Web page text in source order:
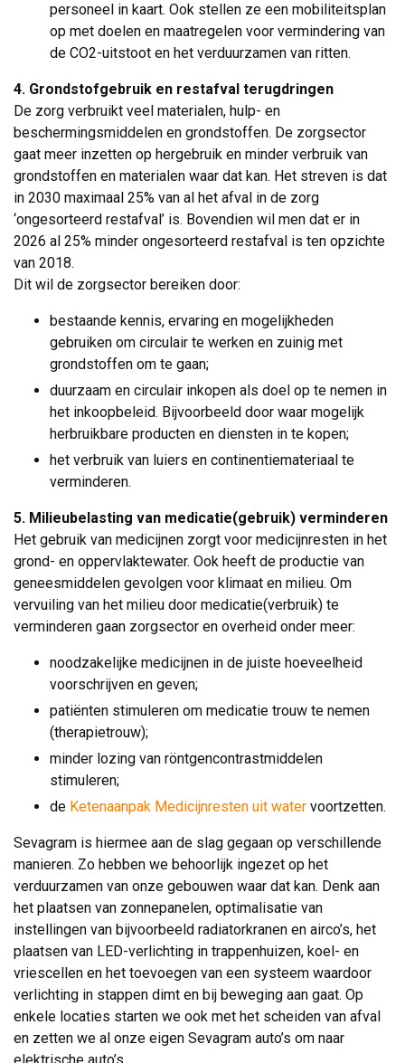
personeel in kaart. Ook stellen ze een mobiliteitsplan
op met doelen en maatregelen voor vermindering van
de CO2-uitstoot en het verduurzamen van ritten.
4. Grondstofgebruik en restafval terugdringen
De zorg verbruikt veel materialen, hulp- en
beschermingsmiddelen en grondstoffen. De zorgsector
gaat meer inzetten op hergebruik en minder verbruik van
grondstoffen en materialen waar dat kan. Het streven is dat
in 2030 maximaal 25% van al het afval in de zorg
‘ongesorteerd restafval’ is. Bovendien wil men dat er in
2026 al 25% minder ongesorteerd restafval is ten opzichte
van 2018.
Dit wil de zorgsector bereiken door:
bestaande kennis, ervaring en mogelijkheden
gebruiken om circulair te werken en zuinig met
grondstoffen om te gaan;
duurzaam en circulair inkopen als doel op te nemen in
het inkoopbeleid. Bijvoorbeeld door waar mogelijk
herbruikbare producten en diensten in te kopen;
het verbruik van luiers en continentiemateriaal te
verminderen.
5. Milieubelasting van medicatie(gebruik) verminderen
Het gebruik van medicijnen zorgt voor medicijnresten in het
grond- en oppervlaktewater. Ook heeft de productie van
geneesmiddelen gevolgen voor klimaat en milieu. Om
vervuiling van het milieu door medicatie(verbruik) te
verminderen gaan zorgsector en overheid onder meer:
noodzakelijke medicijnen in de juiste hoeveelheid
voorschrijven en geven;
patiënten stimuleren om medicatie trouw te nemen
(therapietrouw);
minder lozing van röntgencontrastmiddelen
stimuleren;
de Ketenaanpak Medicijnresten uit water voortzetten.
Sevagram is hiermee aan de slag gegaan op verschillende
manieren. Zo hebben we behoorlijk ingezet op het
verduurzamen van onze gebouwen waar dat kan. Denk aan
het plaatsen van zonnepanelen, optimalisatie van
instellingen van bijvoorbeeld radiatorkranen en airco’s, het
plaatsen van LED-verlichting in trappenhuizen, koel- en
vriescellen en het toevoegen van een systeem waardoor
verlichting in stappen dimt en bij beweging aan gaat. Op
enkele locaties starten we ook met het scheiden van afval
en zetten we al onze eigen Sevagram auto’s om naar